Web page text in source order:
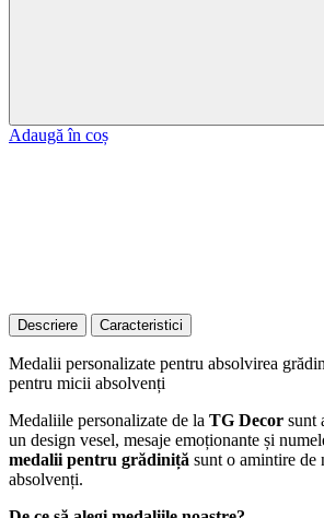
Adaugă în coș
Descriere Caracteristici
Medalii personalizate pentru absolvirea
pentru micii absolvenți
Medaliile personalizate de la TG Decor sunt
un design vesel, mesaje emoționante și
medalii pentru grădiniță sunt o amintire de
absolvenți.